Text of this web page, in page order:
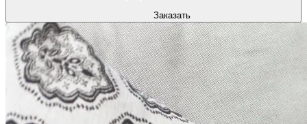
Заказать